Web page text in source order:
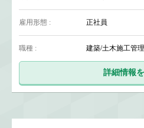
雇用形態 : 正社員
職種 : 建築/土木施工管理
詳細情報